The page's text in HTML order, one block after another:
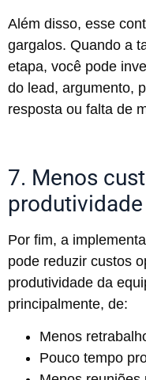
Além disso, esse
gargalos. Quando a
etapa, você pode
do lead, argumento,
resposta ou falta de
7. Menos
produtividade
Por fim, a
pode reduzir custos
produtividade da
principalmente, de:
Menos
Pouco tempo